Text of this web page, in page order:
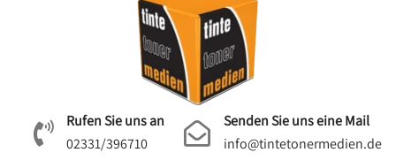
Rufen Sie uns an
02331/396710
Senden Sie uns eine Mail
info@tintetonermedien.de